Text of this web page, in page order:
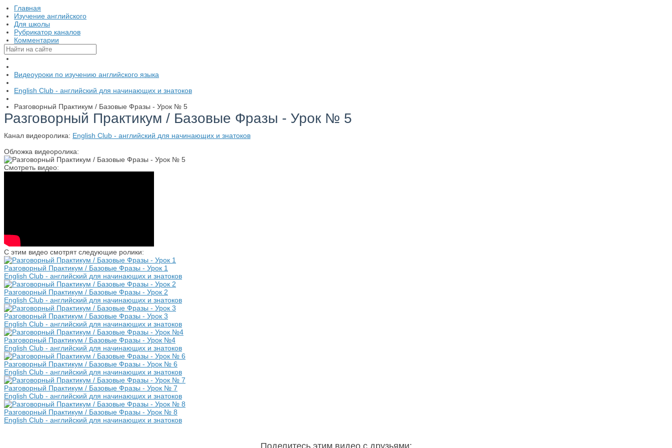
Главная
Изучение английского
Для школы
Рубрикатор каналов
Комментарии
Видеоуроки по изучению английского языка
English Club - английский для начинающих и знатоков
Разговорный Практикум / Базовые Фразы - Урок № 5
Разговорный Практикум / Базовые Фразы - Урок № 5
Канал видеоролика: English Club - английский для начинающих и знатоков
Обложка видеоролика:
Смотреть видео:
С этим видео смотрят следующие ролики:
Разговорный Практикум / Базовые Фразы - Урок 1
English Club - английский для начинающих и знатоков
Разговорный Практикум / Базовые Фразы - Урок 2
English Club - английский для начинающих и знатоков
Разговорный Практикум / Базовые Фразы - Урок 3
English Club - английский для начинающих и знатоков
Разговорный Практикум / Базовые Фразы - Урок №4
English Club - английский для начинающих и знатоков
Разговорный Практикум / Базовые Фразы - Урок № 6
English Club - английский для начинающих и знатоков
Разговорный Практикум / Базовые Фразы - Урок № 7
English Club - английский для начинающих и знатоков
Разговорный Практикум / Базовые Фразы - Урок № 8
English Club - английский для начинающих и знатоков
Поделитесь этим видео с друзьями: